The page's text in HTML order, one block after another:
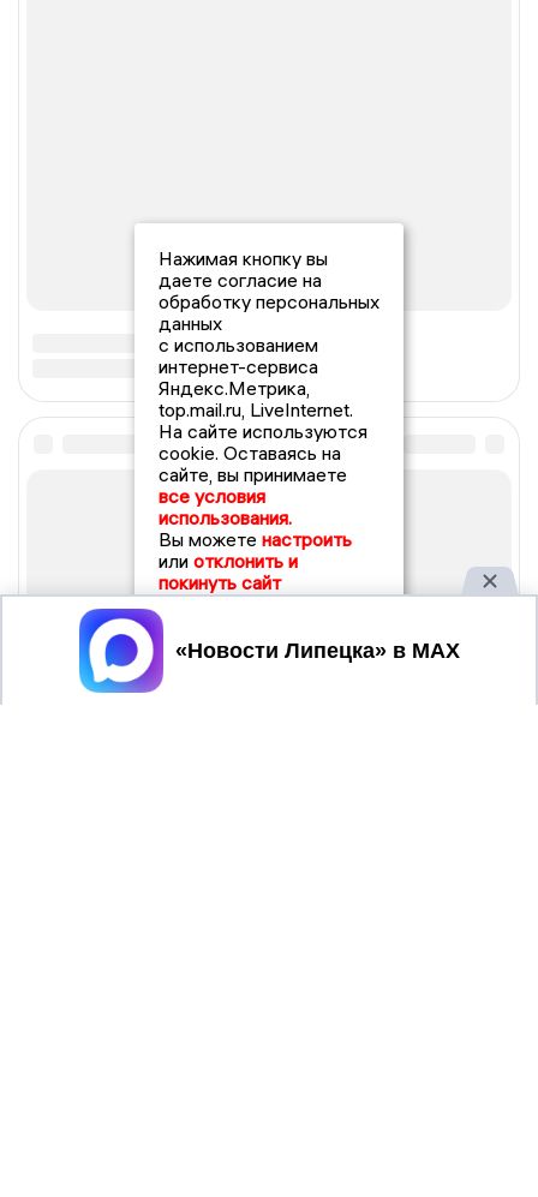
Нажимая кнопку вы
даете согласие на
обработку персональных
данных
с использованием
интернет-сервиса
Яндекс.Метрика,
top.mail.ru, LiveInternet.
На сайте используются
cookie. Оставаясь на
сайте, вы принимаете
все условия
использования.
Вы можете настроить
или отклонить и
покинуть сайт
Принять